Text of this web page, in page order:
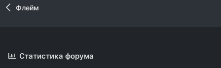
Флейм
Статистика форума